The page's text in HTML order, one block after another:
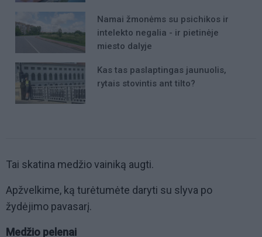
Namai žmonėms su psichikos ir
intelekto negalia - ir pietinėje
miesto dalyje
Kas tas paslaptingas jaunuolis,
rytais stovintis ant tilto?
Tai skatina medžio vainiką augti.
Apžvelkime, ką turėtumėte daryti su slyva po
žydėjimo pavasarį.
Medžio pelenai